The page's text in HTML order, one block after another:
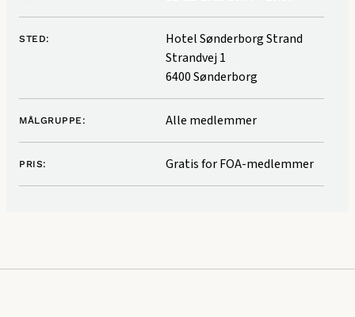
STED:
Hotel Sønderborg Strand
Strandvej 1
6400 Sønderborg
MÅLGRUPPE: Alle medlemmer
PRIS: Gratis for FOA-medlemmer